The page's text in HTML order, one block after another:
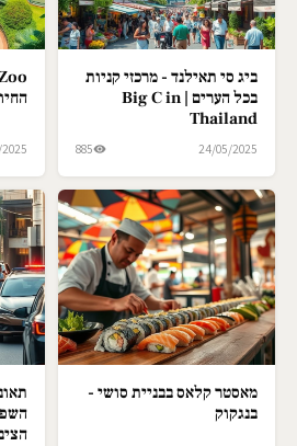
ביג סי תאילנד - מרכזי קניות
בכל הערים | Big C in
Thailand
24/05/2025
885
מאסטר קלאס בבניית סושי -
בנגקוק